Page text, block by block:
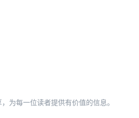
为每一位读者提供有价值的信息。